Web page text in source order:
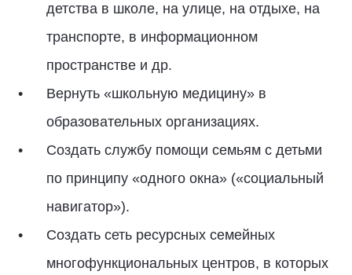
детства в школе, на улице, на отдыхе, на
транспорте, в информационном
пространстве и др.
Вернуть «школьную медицину» в
образовательных организациях.
Создать службу помощи семьям с детьми
по принципу «одного окна» («социальный
навигатор»).
Создать сеть ресурсных семейных
многофункциональных центров, в которых